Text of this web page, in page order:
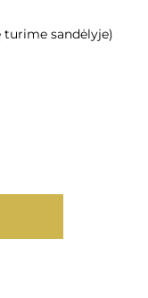
turime sandėlyje)